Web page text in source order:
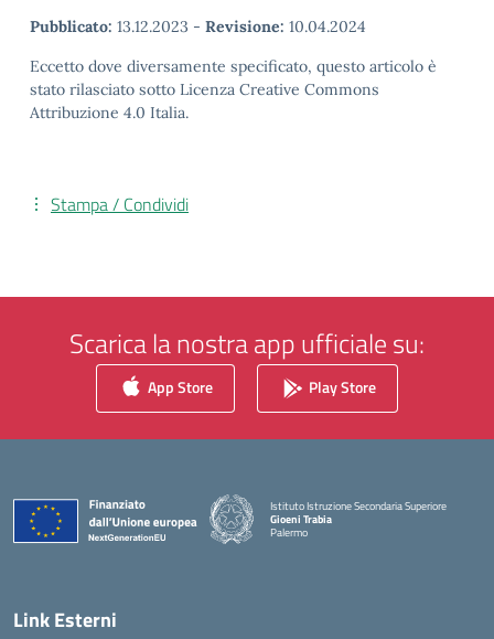
Pubblicato: 13.12.2023 - Revisione: 10.04.2024
Eccetto dove diversamente specificato, questo articolo è
stato rilasciato sotto Licenza Creative Commons
Attribuzione 4.0 Italia.
Stampa / Condividi
Scarica la nostra app ufficiale su:
App Store Play Store
Istituto Istruzione Secondaria Superiore
Gioeni Trabia
Palermo
Link Esterni